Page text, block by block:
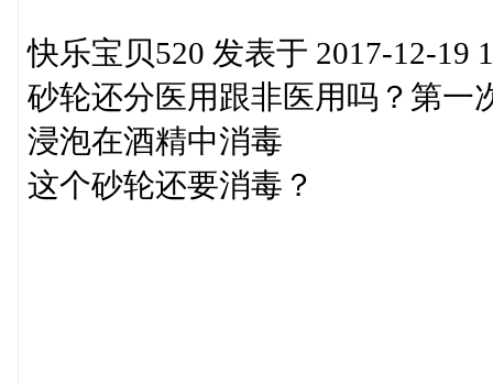
快乐宝贝520 发表于 2017-12-19
砂轮还分医用跟非医用吗？第一
浸泡在酒精中消毒
这个砂轮还要消毒？